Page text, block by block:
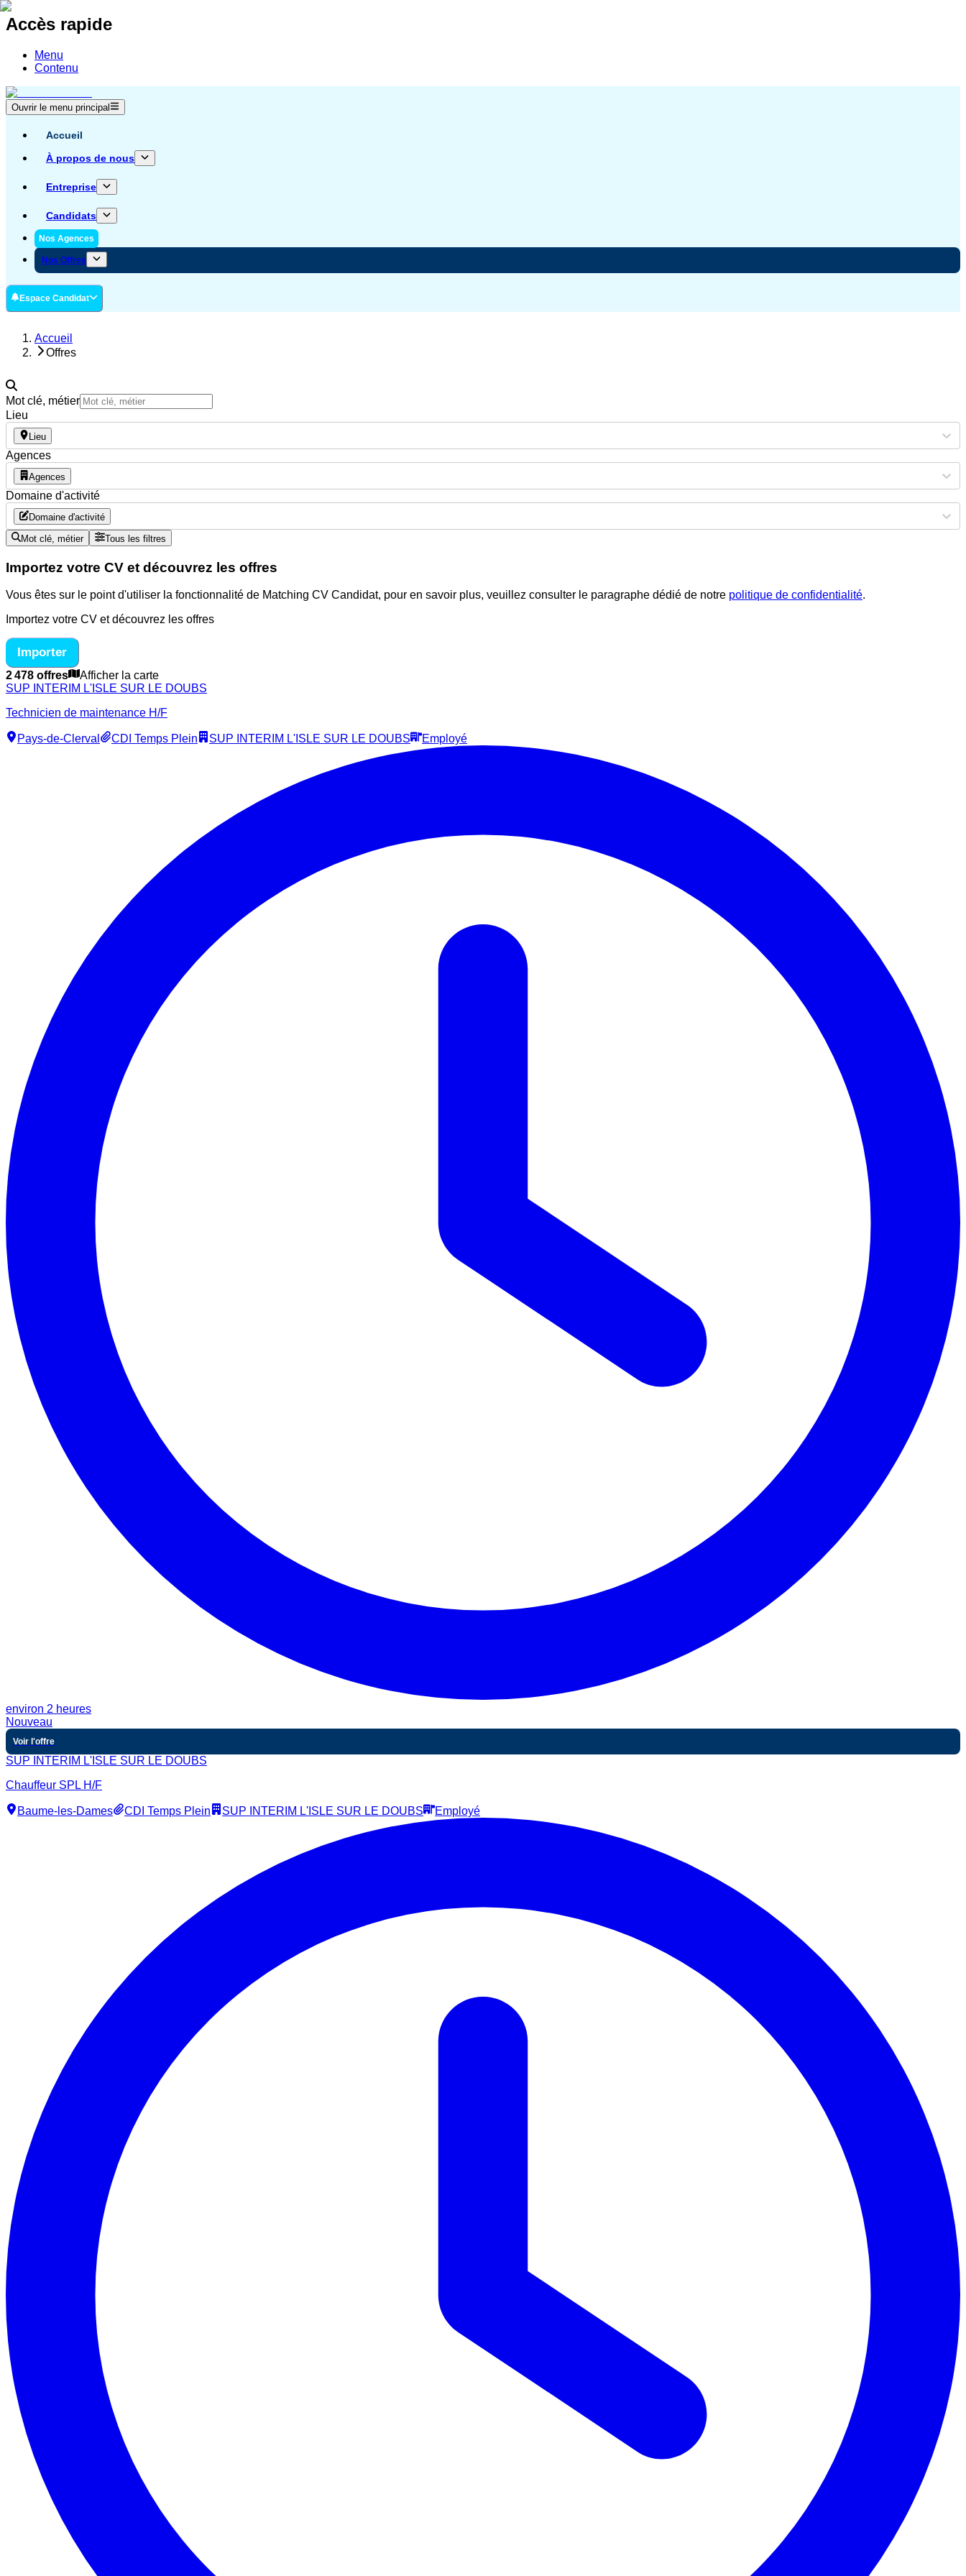
Accès rapide
Menu
Contenu
Ouvrir le menu principal
Accueil
À propos de nous
Entreprise
Candidats
Nos Agences
Nos Offres
Espace Candidat
Accueil
Offres
Mot clé, métier
Lieu
Lieu
Agences
Agences
Domaine d'activité
Domaine d'activité
Mot clé, métier Tous les filtres
Importez votre CV et découvrez les offres
Vous êtes sur le point d'utiliser la fonctionnalité de Matching CV Candidat, pour en savoir plus, veuillez consulter le paragraphe dédié de notre politique de confidentialité.
Importez votre CV et découvrez les offres
Importer
2 478 offres
Afficher la carte
SUP INTERIM L'ISLE SUR LE DOUBS
Technicien de maintenance H/F
Pays-de-Clerval CDI Temps Plein SUP INTERIM L'ISLE SUR LE DOUBS Employé
environ 2 heures
Nouveau
Voir l'offre
SUP INTERIM L'ISLE SUR LE DOUBS
Chauffeur SPL H/F
Baume-les-Dames CDI Temps Plein SUP INTERIM L'ISLE SUR LE DOUBS Employé